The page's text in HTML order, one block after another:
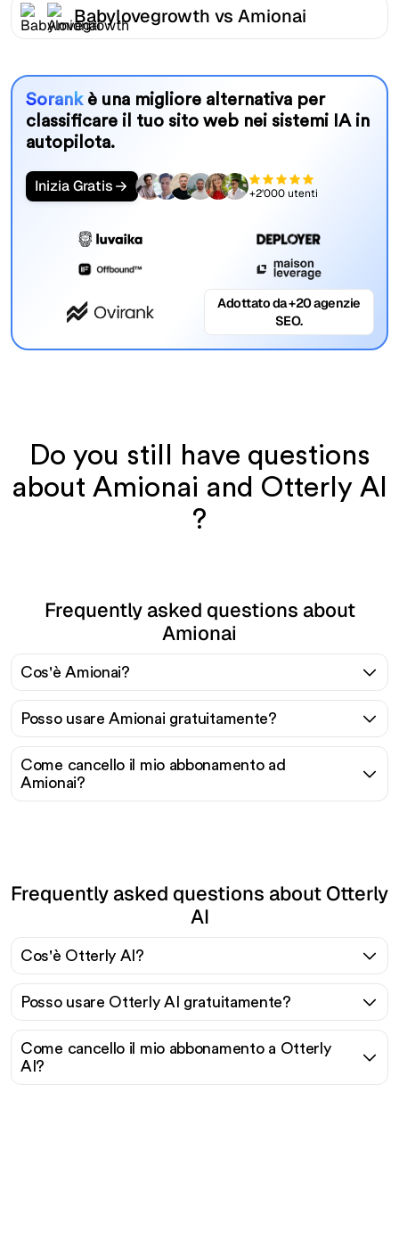
Babylovegrowth vs Amionai
Sorank è una migliore alternativa per
classificare il tuo sito web nei sistemi IA in
autopilota.
Inizia Gratis +2'000 utenti
Adottato da +20 agenzie
SEO.
Do you still have questions
about Amionai and Otterly AI
?
Frequently asked questions about
Amionai
Cos'è Amionai?
Posso usare Amionai gratuitamente?
Come cancello il mio abbonamento ad
Amionai?
Frequently asked questions about Otterly
AI
Cos'è Otterly AI?
Posso usare Otterly AI gratuitamente?
Come cancello il mio abbonamento a Otterly
AI?